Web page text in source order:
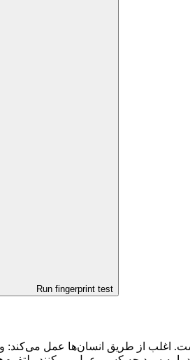
Run fingerprint test
اغلب از طریق انسان‌ها عمل